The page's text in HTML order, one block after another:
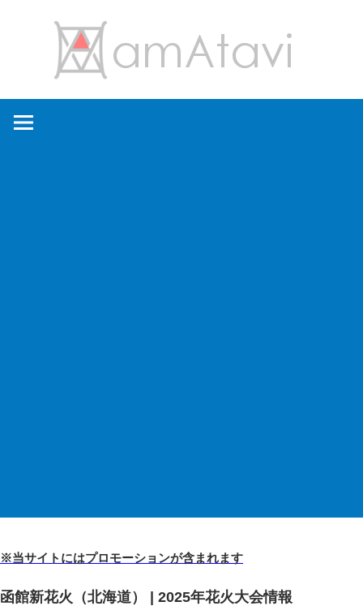
を
※当サイトにはプロモーションが含まれます
函館新花火（北海道） | 2025年花火大会情報